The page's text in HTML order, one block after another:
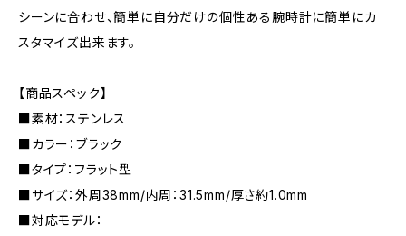
シーンに合わせ、簡単に自分だけの個性ある腕時計に簡単にカ
スタマイズ出来ます。
【商品スペック】
■素材：ステンレス
■カラー：ブラック
■タイプ：フラット型
■サイズ：外周38mm/内周：31.5mm/厚さ約1.0mm
■対応モデル：